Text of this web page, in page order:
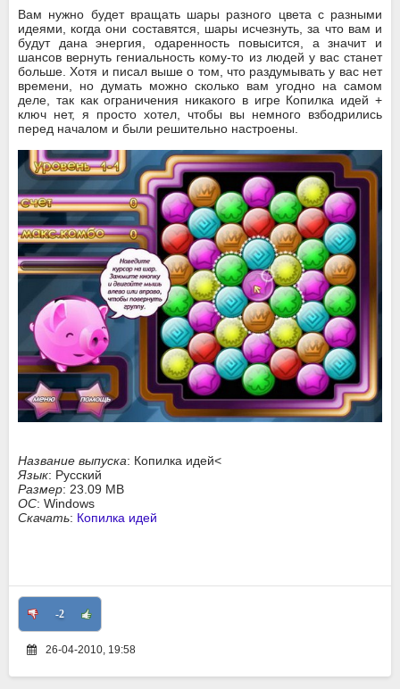
Вам нужно будет вращать шары разного цвета с разными
идеями, когда они составятся, шары исчезнуть, за что вам и
будут дана энергия, одаренность повысится, а значит и
шансов вернуть гениальность кому-то из людей у вас станет
больше. Хотя и писал выше о том, что раздумывать у вас нет
времени, но думать можно сколько вам угодно на самом
деле, так как ограничения никакого в игре Копилка идей +
ключ нет, я просто хотел, чтобы вы немного взбодрились
перед началом и были решительно настроены.
Название выпуска: Копилка идей<
Язык: Русский
Размер: 23.09 MB
ОС: Windows
Скачать: Копилка идей
-2
26-04-2010, 19:58